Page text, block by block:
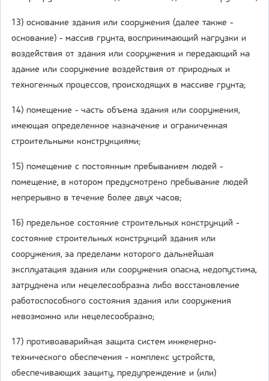
13) основание здания или сооружения (далее также -
основание) - массив грунта, воспринимающий нагрузки и
воздействия от здания или сооружения и передающий на
здание или сооружение воздействия от природных и
техногенных процессов, происходящих в массиве грунта;
14) помещение - часть объема здания или сооружения,
имеющая определенное назначение и ограниченная
строительными конструкциями;
15) помещение с постоянным пребыванием людей -
помещение, в котором предусмотрено пребывание людей
непрерывно в течение более двух часов;
16) предельное состояние строительных конструкций -
состояние строительных конструкций здания или
сооружения, за пределами которого дальнейшая
эксплуатация здания или сооружения опасна, недопустима,
затруднена или нецелесообразна либо восстановление
работоспособного состояния здания или сооружения
невозможно или нецелесообразно;
17) противоаварийная защита систем инженерно-
технического обеспечения - комплекс устройств,
обеспечивающих защиту, предупреждение и (или)